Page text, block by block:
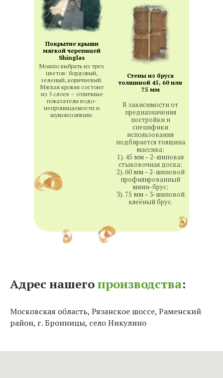
Можно выбрать из трех
цветов: бордовый,
зеленый, коричневый.
Мягкая кровля состоит
из 5 слоев – отличные
показатели водо-
непроницаемости и
шумоизоляции.
Покрытие крыши
мягкой черепицей
Shinglas
Стены из бруса
толщиной 45, 60 или
75 мм
В зависимости от
предназначения
постройки и
специфики
использования
подбирается толщина
массива:
1). 45 мм – 2-шиповая
стыковочная доска;
2). 60 мм – 2-шиповой
профилированный
мини-брус;
3). 75 мм – 3-шиповой
клеёный брус.
Адрес нашегопроизводства:
Московская область, Рязанское шоссе, Раменский
район, г. Бронницы, село Никулино